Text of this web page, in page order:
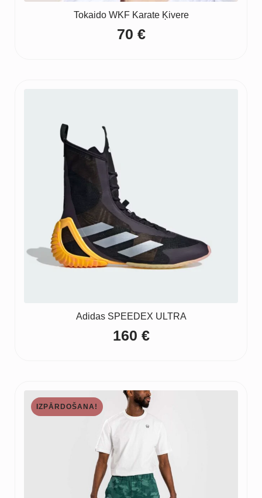
Tokaido WKF Karate Ķivere
70 €
Adidas SPEEDEX ULTRA
160 €
IZPĀRDOŠANA!